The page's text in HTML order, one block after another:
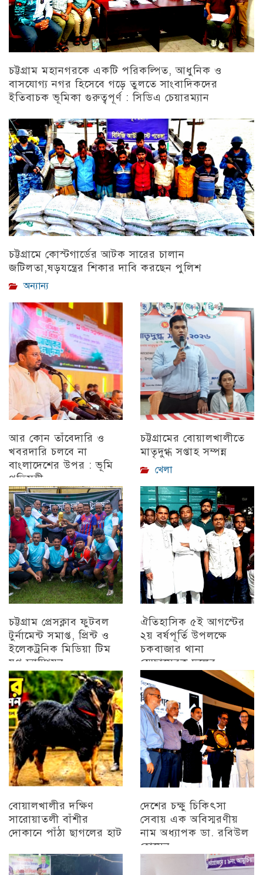
চট্টগ্রাম মহানগরকে একটি পরিকল্পিত, আধুনিক ও
বাসযোগ্য নগর হিসেবে গড়ে তুলতে সাংবাদিকদের
ইতিবাচক ভূমিকা গুরুত্বপূর্ণ : সিডিএ চেয়ারম্যান
চট্টগ্রাম
চট্টগ্রামে কোস্টগার্ডের আটক সারের চালান
জটিলতা,ষড়যন্ত্রের শিকার দাবি করছেন পুলিশ
অন্যান্য
আর কোন তাঁবেদারি ও
খবরদারি চলবে না
বাংলাদেশের উপর : ভূমি
প্রতিমন্ত্রী
চট্টগ্রাম
চট্টগ্রামের বোয়ালখালীতে
মাতৃদুগ্ধ সপ্তাহ সম্পন্ন
খেলা
চট্টগ্রাম প্রেসক্লাব ফুটবল
টুর্নামেন্ট সমাপ্ত, প্রিন্ট ও
ইলেকট্রনিক মিডিয়া টিম
যুগ্ন চ্যাম্পিয়ন
চট্টগ্রাম
ঐতিহাসিক ৫ই আগস্টের
২য় বর্ষপূর্তি উপলক্ষে
চকবাজার থানা
স্বেচ্ছাসেবক দলের
প্রামাণ্যচিত্র প্রদর্শন ও
বিজয় মিছিল
চট্টগ্রাম
বোয়ালখালীর দক্ষিণ
সারোয়াতলী বাঁশীর
দোকানে পাঁঠা ছাগলের হাট
চট্টগ্রাম
দেশের চক্ষু চিকিৎসা
সেবায় এক অবিস্মরণীয়
নাম অধ্যাপক ডা. রবিউল
হোসেন